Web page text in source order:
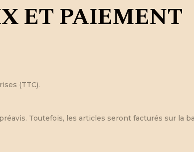
ET PAIEMENT
(TTC).
Toutefois, les articles seront facturés sur la